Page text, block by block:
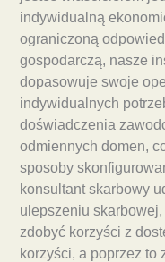
indywidualną
ograniczoną
gospodarczą, nasze
dopasowuje swoje
indywidualnych
doświadczenia
odmiennych domen,
sposoby
konsultant skarbowy
ulepszeniu
zdobyć korzyści z
korzyści, a poprzez to